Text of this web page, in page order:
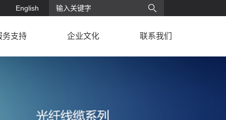
English
务支持 企业文化 联系我们